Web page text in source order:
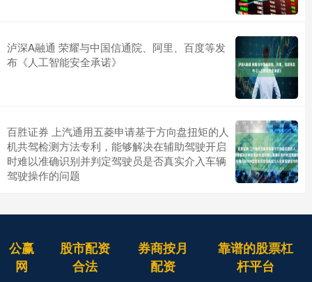
泸深A融通 荣耀与中国信通院、阿里、百度等发
布《人工智能安全承诺》
百胜证券 上汽通用五菱申请基于方向盘扭矩的人
机共驾检测方法专利，能够解决在辅助驾驶开启
时难以准确识别并判定驾驶员是否真实介入车辆
驾驶操作的问题
公赢
网
股市配资
合法
券商按月
配资
靠谱的股票杠
杆平台